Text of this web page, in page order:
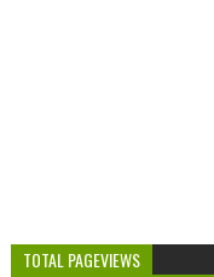
TOTAL PAGEVIEWS